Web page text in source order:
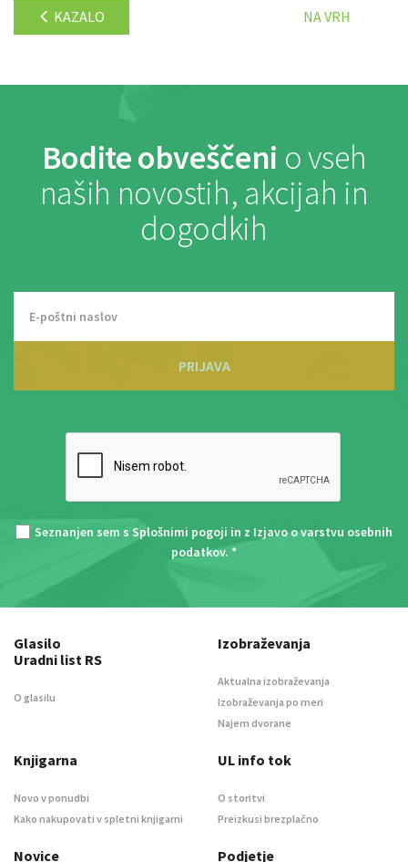
KAZALO NA VRH
Bodite obveščeni o vseh
naših novostih, akcijah in
dogodkih
PRIJAVA
Seznanjen sem s Splošnimi pogoji in z Izjavo o varstvu osebnih
podatkov. *
Glasilo
Uradni list RS
O glasilu
Izobraževanja
Aktualna izobraževanja
Izobraževanja po meri
Najem dvorane
Knjigarna
Novo v ponudbi
Kako nakupovati v spletni knjigarni
UL info tok
O storitvi
Preizkusi brezplačno
Novice Podjetje